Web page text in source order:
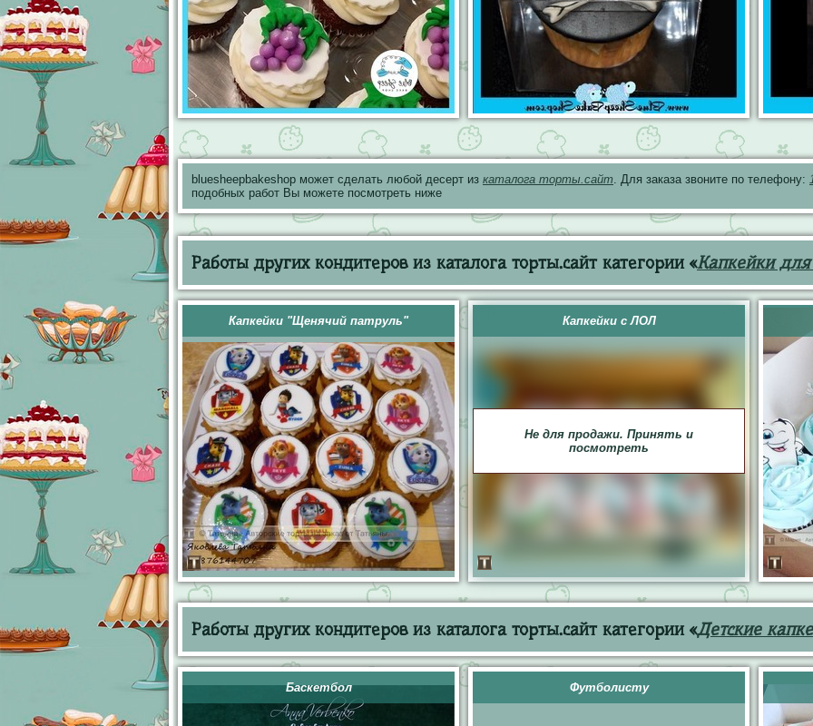
bluesheepbakeshop может сделать любой десерт из каталога торты.сайт. Для заказа звоните по телефону:
подобных работ Вы можете посмотреть ниже
Работы других кондитеров из каталога торты.сайт категории «Капкейки
Капкейки "Щенячий патруль" Капкейки с ЛОЛ
Не для продажи. Принять и
посмотреть
Работы других кондитеров из каталога торты.сайт категории «Детские
Баскетбол Футболисту